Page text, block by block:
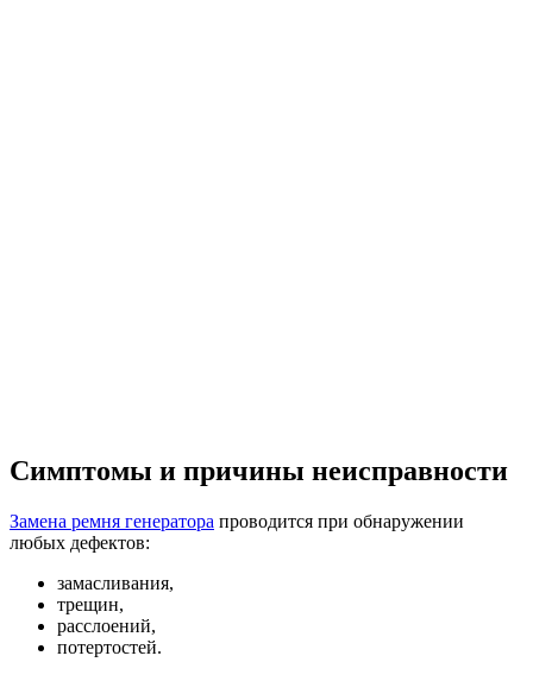
Симптомы и причины неисправности
Замена ремня генератора проводится при обнаружении
любых дефектов:
замасливания,
трещин,
расслоений,
потертостей.